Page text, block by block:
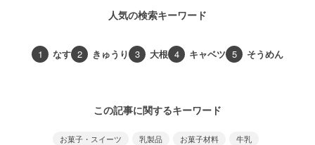
人気の検索キーワード
1 なす 2 きゅうり 3 大根 4 キャベツ 5 そうめん
この記事に関するキーワード
お菓子・スイーツ 乳製品 お菓子材料
牛乳